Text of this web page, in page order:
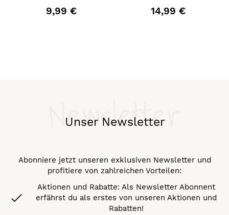
9,99 € 14,99 €
Unser Newsletter
Newsletter
Abonniere jetzt unseren exklusiven Newsletter und
profitiere von zahlreichen Vorteilen:
Aktionen und Rabatte: Als Newsletter Abonnent
erfährst du als erstes von unseren Aktionen und
Rabatten!